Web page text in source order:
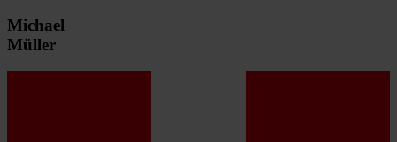
Michael
Müller